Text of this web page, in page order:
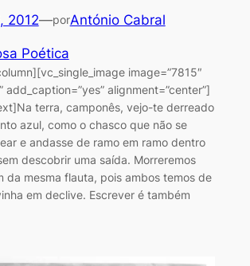
2012—porAntónio Cabral
Poética
image=”7815″
add_caption=”yes” alignment=”center”]
terra, camponês, vejo-te derreado
azul, como o chasco que não se
e andasse de ramo em ramo dentro
descobrir uma saída. Morreremos
da mesma flauta, pois ambos temos de
em declive. Escrever é também